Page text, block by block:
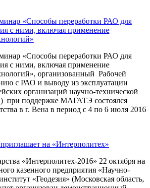
«Способы переработки РАО для
с ними, включая применение
«Способы переработки РАО для
с ними, включая применение
организованный Рабочей
с РАО и выводу из эксплуатации
организаций научно-технической
при поддержке МАГАТЭ состоялся
в г. Вена в период с 4 по 6 июля 2016
на «Интерполитех»
«Интерполитех-2016» 22 октября на
казенного предприятия «Научно-
«Геодезия» (Московская область,